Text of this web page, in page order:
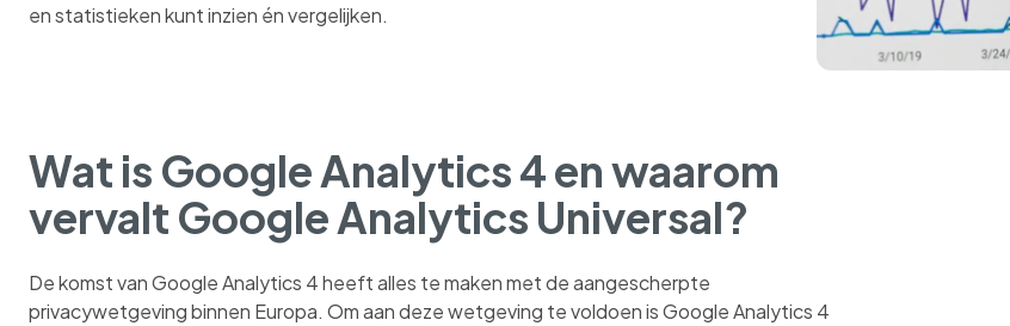
en statistieken kunt inzien én vergelijken.
Wat is Google Analytics 4 en waarom
vervalt Google Analytics Universal?
De komst van Google Analytics 4 heeft alles te maken met de aangescherpte
privacywetgeving binnen Europa. Om aan deze wetgeving te voldoen is Google Analytics 4